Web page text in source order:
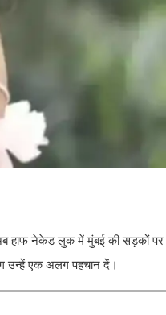
हाफ नेकेड लुक में मुंबई की सड़कों पर
उन्हें एक अलग पहचान दें।